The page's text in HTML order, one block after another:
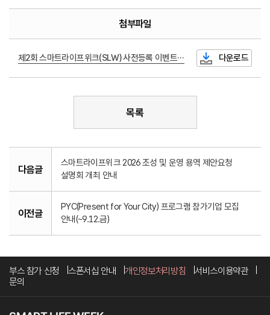
첨부파일
제2회 스마트라이프위크(SLW) 사전등록 이벤트 당첨자 명단.xlsx 다운로드
목록
다음글
스마트라이프위크 2026 조성 및 운영 용역 제안요청
설명회 개최 안내
이전글
PYC(Present for Your City) 프로그램 참가기업 모집
안내(~9.12.금)
부스 참가 신청 스폰서십 안내 개인정보처리방침
서비스이용약관
문의